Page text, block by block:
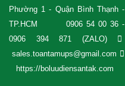
Phường 1 - Quận Bình Thạnh -
TP.HCM
0906 54 00 36 -
0906 394 871 (ZALO)
sales.toantamups@gmail.com
https://boluudiensantak.com